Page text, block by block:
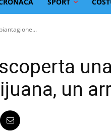
un